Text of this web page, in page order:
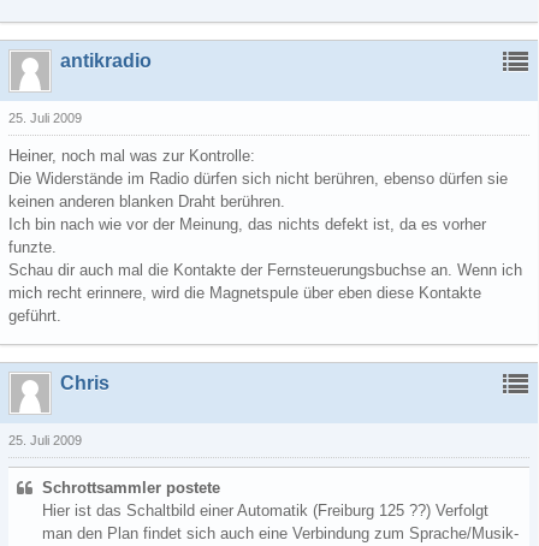
antikradio
25. Juli 2009
Heiner, noch mal was zur Kontrolle:
Die Widerstände im Radio dürfen sich nicht berühren, ebenso dürfen sie
keinen anderen blanken Draht berühren.
Ich bin nach wie vor der Meinung, das nichts defekt ist, da es vorher
funzte.
Schau dir auch mal die Kontakte der Fernsteuerungsbuchse an. Wenn ich
mich recht erinnere, wird die Magnetspule über eben diese Kontakte
geführt.
Chris
25. Juli 2009
Schrottsammler postete
Hier ist das Schaltbild einer Automatik (Freiburg 125 ??) Verfolgt
man den Plan findet sich auch eine Verbindung zum Sprache/Musik-